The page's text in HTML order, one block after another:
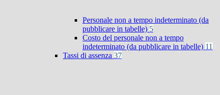
Personale non a tempo indeterminato (da
pubblicare in tabelle) 5
Costo del personale non a tempo
indeterminato (da pubblicare in tabelle) 11
Tassi di assenza 37